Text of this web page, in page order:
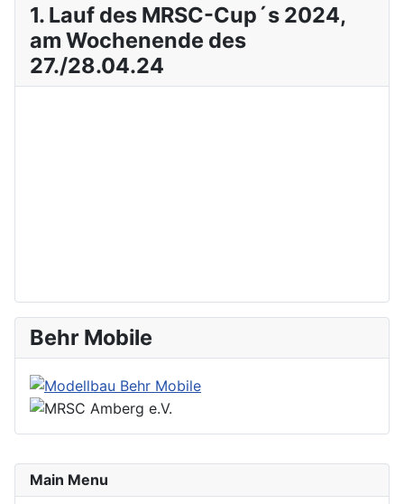
Main Menu
1. Lauf des MRSC-Cup´s 2024,
am Wochenende des
27./28.04.24
Behr Mobile